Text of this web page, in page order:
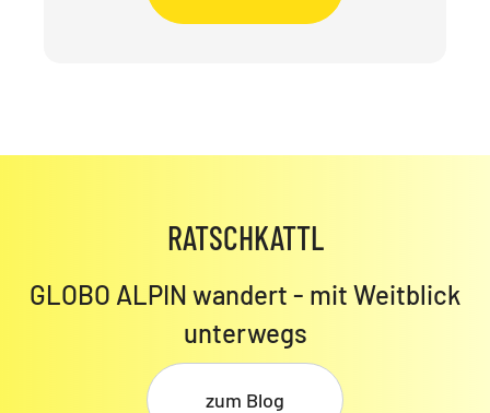
RATSCHKATTL
GLOBO ALPIN wandert - mit Weitblick
unterwegs
zum Blog